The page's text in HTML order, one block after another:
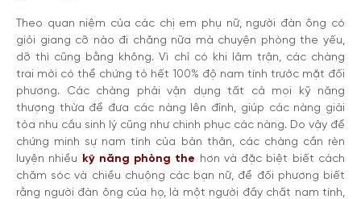
Theo quan niệm của các chị em phụ nữ, người đàn ông có
giỏi giang cỡ nào đi chăng nữa mà chuyện phòng the yếu,
dỡ thì cũng bằng không. Vì chỉ có khi lâm trận, các chàng
trai mới có thể chứng tỏ hết 100% độ nam tính trước mặt đối
phương. Các chàng phải vận dụng tất cả mọi kỹ năng
thượng thừa để đưa các nàng lên đỉnh, giúp các nàng giải
tỏa nhu cầu sinh lý cũng như chinh phục các nàng. Do vậy để
chứng minh sự nam tính của bản thân, các chàng cần rèn
luyện nhiều kỹ năng phòng the hơn và đặc biệt biết cách
chăm sóc và chiều chuộng các bạn nữ, để đối phương biết
rằng người đàn ông của họ, là một người đầy chất nam tính,